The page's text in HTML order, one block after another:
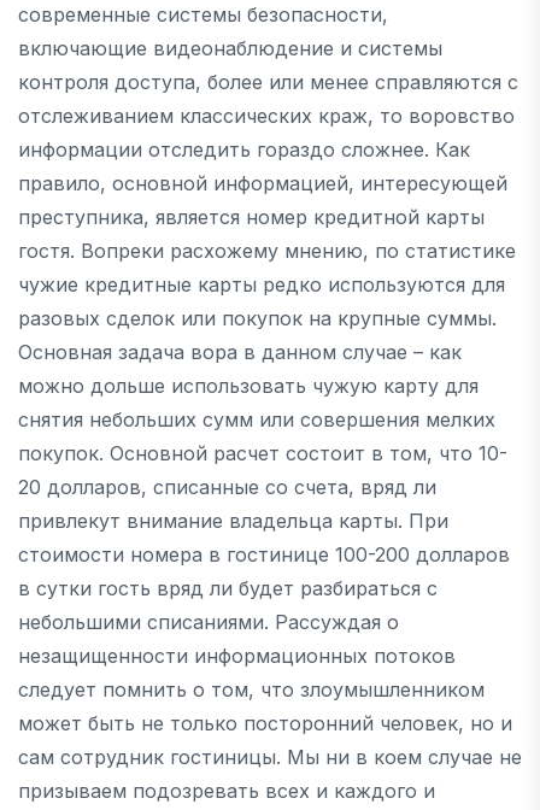
современные системы безопасности,
включающие видеонаблюдение и системы
контроля доступа, более или менее справляются с
отслеживанием классических краж, то воровство
информации отследить гораздо сложнее. Как
правило, основной информацией, интересующей
преступника, является номер кредитной карты
гостя. Вопреки расхожему мнению, по статистике
чужие кредитные карты редко используются для
разовых сделок или покупок на крупные суммы.
Основная задача вора в данном случае – как
можно дольше использовать чужую карту для
снятия небольших сумм или совершения мелких
покупок. Основной расчет состоит в том, что 10-
20 долларов, списанные со счета, вряд ли
привлекут внимание владельца карты. При
стоимости номера в гостинице 100-200 долларов
в сутки гость вряд ли будет разбираться с
небольшими списаниями. Рассуждая о
незащищенности информационных потоков
следует помнить о том, что злоумышленником
может быть не только посторонний человек, но и
сам сотрудник гостиницы. Мы ни в коем случае не
призываем подозревать всех и каждого и